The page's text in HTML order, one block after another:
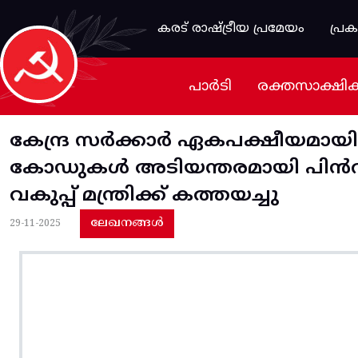
Skip to main content
കരട് രാഷ്ട്രീയ പ്രമേയം
പാർടി
കേന്ദ്ര സർക്കാർ
കോഡുകൾ അടിയന്തരമായി
വകുപ്പ് മന്ത്രിക്ക് കത്തയച്ചു
29-11-2025 ലേഖനങ്ങൾ